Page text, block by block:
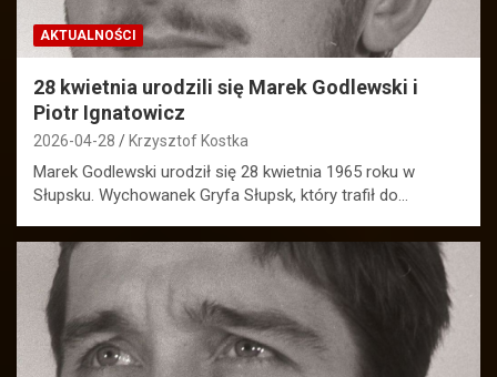
AKTUALNOŚCI
28 kwietnia urodzili się Marek Godlewski i
Piotr Ignatowicz
2026-04-28 Krzysztof Kostka
Marek Godlewski urodził się 28 kwietnia 1965 roku w
Słupsku. Wychowanek Gryfa Słupsk, który trafił do…